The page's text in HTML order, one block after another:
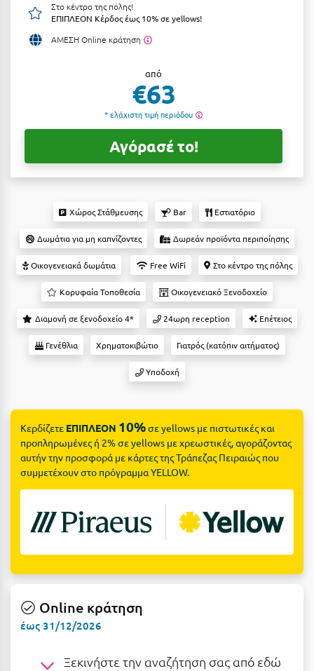
Αργολίδα
Αριδαία
Αστυπάλαια
Β
Βansko
Βόλος
Βραχάτι Κορινθίας
Γ
Γαλαξiδι
Γλυφάδα
Γρεβενά
Γύθειο
Δ
Δελφοί
Διακοπτό
Ε
Ελάτη Αρκαδίας
Ξενοδοχεία 3 Αστέρων
Ξενοδοχεία 4 Αστέρων
Κρουαζιέρες
Ενοικιαζόμενα Δωμάτια
Διαμερίσματα
Boutique Hotels
Ξενώνες
Camping
Suites
Δες όλα τα πακέτα διακοπών
Στο κέντρο της πόλης!
ΕΠΙΠΛΕΟΝ Κέρδος έως 10% σε yellows!
ΑΜΕΣΗ Online κράτηση
από
€63
* ελάχιστη τιμή περιόδου
Αγόρασέ το!
Χώρος Στάθμευσης Bar Εστιατόριο
Δωμάτια για μη καπνίζοντες Δωρεάν προϊόντα περιποίησης
Οικογενειακά δωμάτια Free WiFi Στο κέντρο της πόλης
Κορυφαία Τοποθεσία Οικογενειακό Ξενοδοχείο
Διαμονή σε ξενοδοχείο 4* 24ωρη reception Επέτειος
Γενέθλια Χρηματοκιβώτιο Γιατρός (κατόπιν αιτήματος)
Υποδοχή
Κερδίζετε ΕΠΙΠΛΕΟΝ 10%σε yellows με πιστωτικές και
προπληρωμένες ή 2% σε yellows με χρεωστικές, αγοράζοντας
αυτήν την προσφορά με κάρτες της Τράπεζας Πειραιώς που
συμμετέχουν στο πρόγραμμα YELLOW.
Online κράτηση
έως 31/12/2026
Ξεκινήστε την αναζήτηση σας από εδώ